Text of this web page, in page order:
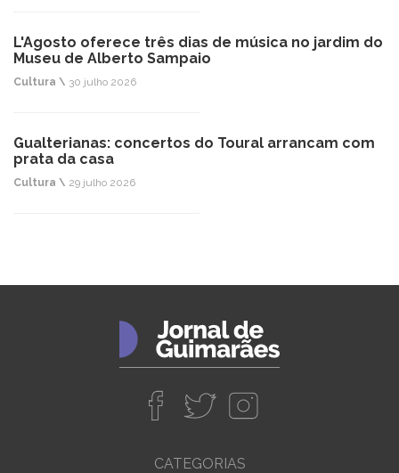
L'Agosto oferece três dias de música no jardim do
Museu de Alberto Sampaio
Cultura \ 30 julho 2026
Gualterianas: concertos do Toural arrancam com
prata da casa
Cultura \ 29 julho 2026
CATEGORIAS